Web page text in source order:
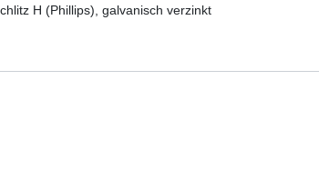
H (Phillips), galvanisch verzinkt